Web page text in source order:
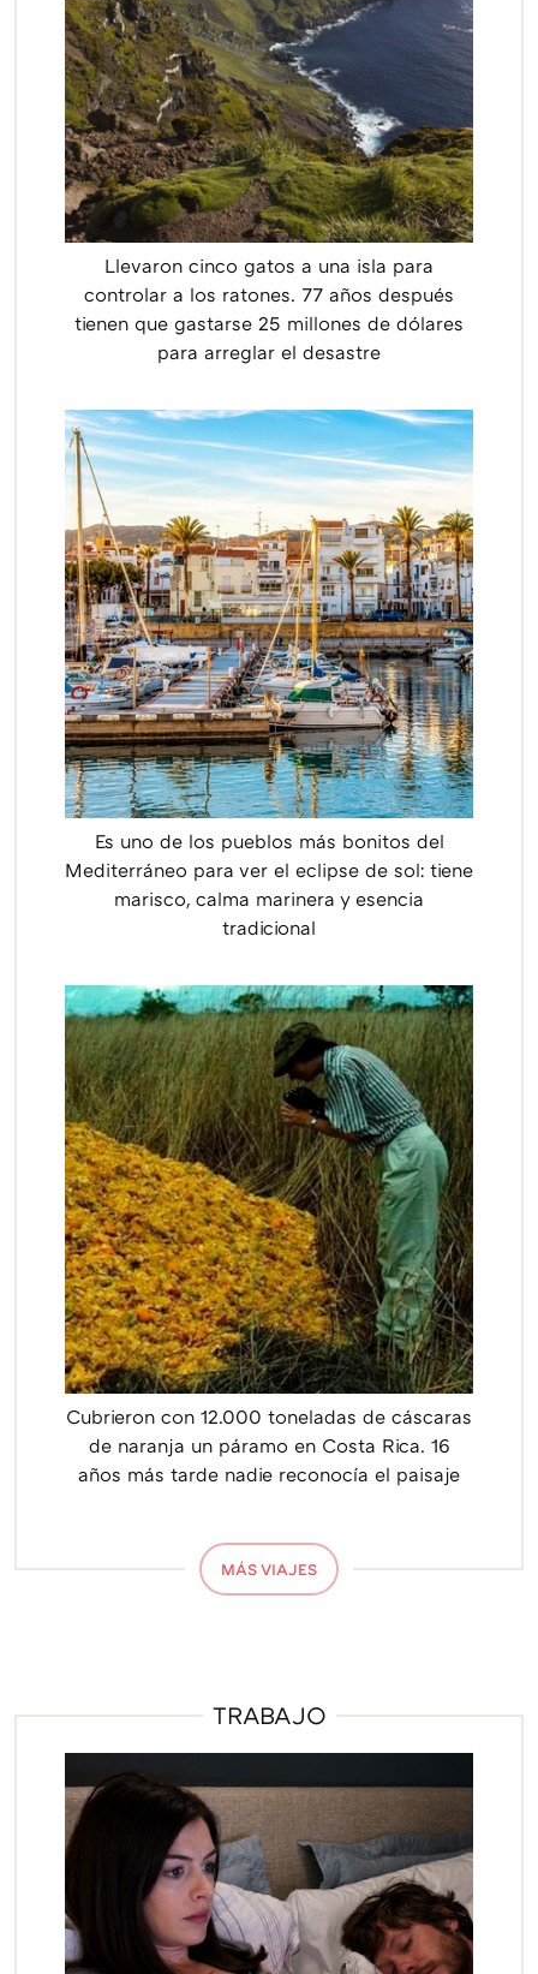
Llevaron cinco gatos a una isla para
controlar a los ratones. 77 años después
tienen que gastarse 25 millones de dólares
para arreglar el desastre
Es uno de los pueblos más bonitos del
Mediterráneo para ver el eclipse de sol: tiene
marisco, calma marinera y esencia
tradicional
Cubrieron con 12.000 toneladas de cáscaras
de naranja un páramo en Costa Rica. 16
años más tarde nadie reconocía el paisaje
MÁS VIAJES
TRABAJO